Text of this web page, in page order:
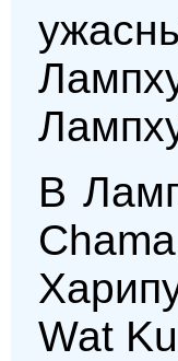
В
Wat